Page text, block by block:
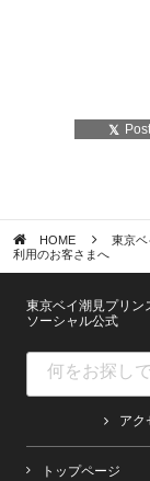
Post
HOME 東京
利用のお客さまへ
東京ベイ潮見プリン
ソーシャル公式
アク
トップページ